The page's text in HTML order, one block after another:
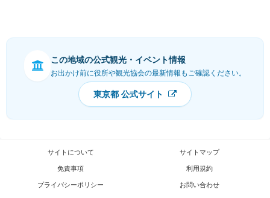
この地域の公式観光・イベント情報
お出かけ前に役所や観光協会の最新情報もご確認ください。
東京都 公式サイト
サイトについて サイトマップ
免責事項 利用規約
プライバシーポリシー お問い合わせ